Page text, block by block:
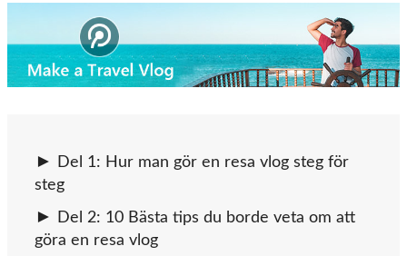
Del 1: Hur man gör en resa vlog steg för
steg
Del 2: 10 Bästa tips du borde veta om att
göra en resa vlog